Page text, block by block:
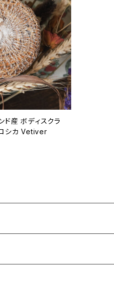
ド産 ボディスクラ
シカ Vetiver